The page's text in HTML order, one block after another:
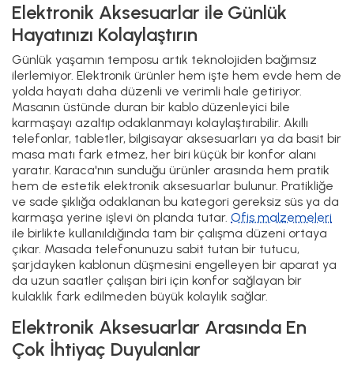
Elektronik Aksesuarlar ile Günlük
Hayatınızı Kolaylaştırın
Günlük yaşamın temposu artık teknolojiden bağımsız
ilerlemiyor. Elektronik ürünler hem işte hem evde hem de
yolda hayatı daha düzenli ve verimli hale getiriyor.
Masanın üstünde duran bir kablo düzenleyici bile
karmaşayı azaltıp odaklanmayı kolaylaştırabilir. Akıllı
telefonlar, tabletler, bilgisayar aksesuarları ya da basit bir
masa matı fark etmez, her biri küçük bir konfor alanı
yaratır. Karaca'nın sunduğu ürünler arasında hem pratik
hem de estetik elektronik aksesuarlar bulunur. Pratikliğe
ve sade şıklığa odaklanan bu kategori gereksiz süs ya da
karmaşa yerine işlevi ön planda tutar. Ofis malzemeleri
ile birlikte kullanıldığında tam bir çalışma düzeni ortaya
çıkar. Masada telefonunuzu sabit tutan bir tutucu,
şarjdayken kablonun düşmesini engelleyen bir aparat ya
da uzun saatler çalışan biri için konfor sağlayan bir
kulaklık fark edilmeden büyük kolaylık sağlar.
Elektronik Aksesuarlar Arasında En
Çok İhtiyaç Duyulanlar